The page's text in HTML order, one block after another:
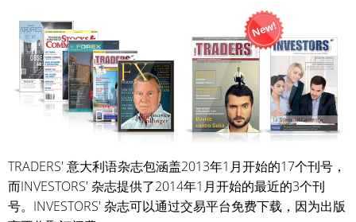
TRADERS' 意大利语杂志包涵盖2013年1月开始的17个刊号，
而INVESTORS' 杂志提供了2014年1月开始的最近的3个刊
号。INVESTORS' 杂志可以通过交易平台免费下载，因为出版